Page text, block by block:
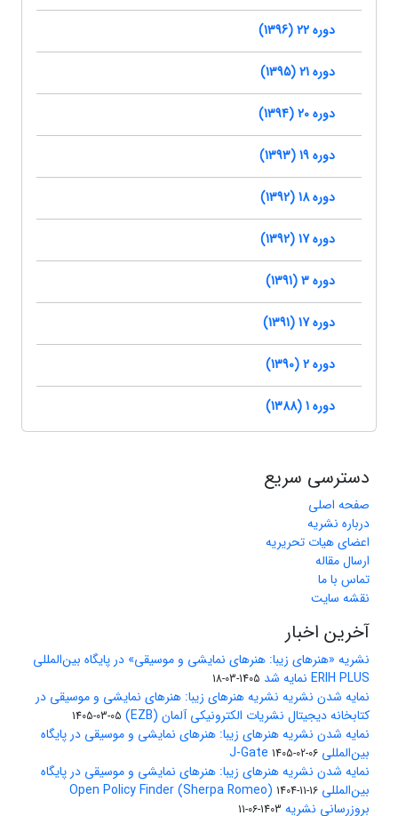
دوره 22 (1396)
دوره 21 (1395)
دوره 20 (1394)
دوره 19 (1393)
دوره 18 (1392)
دوره 17 (1392)
دوره 3 (1391)
دوره 17 (1391)
دوره 2 (1390)
دوره 1 (1388)
دسترسی سریع
صفحه اصلی
درباره نشریه
اعضای هیات تحریریه
ارسال مقاله
تماس با ما
نقشه سایت
آخرین اخبار
نشریه «هنرهای زیبا: هنرهای نمایشی و موسیقی» در پایگاه بین‌المللی
ERIH PLUS نمایه شد
1405-03-18
نمایه شدن نشریه نشریه هنرهای زیبا: هنرهای نمایشی و موسیقی در
کتابخانه دیجیتال نشریات الکترونیکی آلمان (EZB)
1405-03-05
نمایه شدن نشریه هنرهای زیبا: هنرهای نمایشی و موسیقی در پایگاه
بین‌المللی J-Gate 1405-02-06
نمایه شدن نشریه هنرهای زیبا: هنرهای نمایشی و موسیقی در پایگاه
بین‌المللی Open Policy Finder (Sherpa Romeo) 1404-11-16
بروزرسانی نشریه 1403-06-11